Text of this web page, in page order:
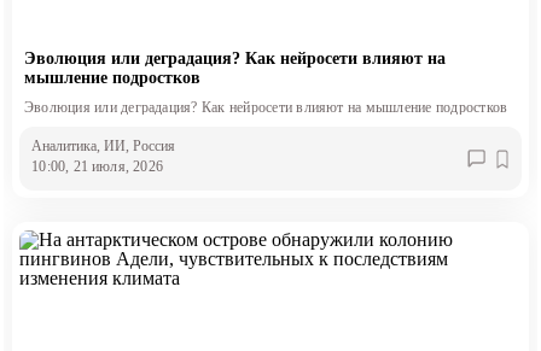
Эволюция или деградация? Как нейросети влияют на
мышление подростков
Эволюция или деградация? Как нейросети влияют на мышление подростков
Аналитика , ИИ , Россия
10:00, 21 июля, 2026